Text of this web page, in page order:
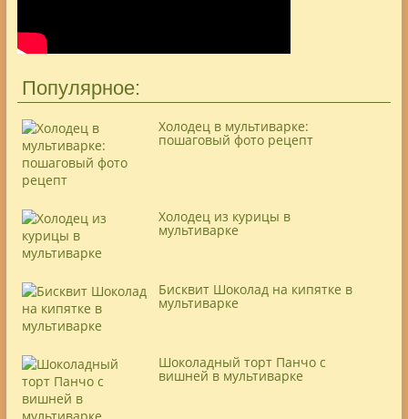
Популярное:
Холодец в мультиварке:
пошаговый фото рецепт
Холодец из курицы в
мультиварке
Бисквит Шоколад на кипятке в
мультиварке
Шоколадный торт Панчо с
вишней в мультиварке